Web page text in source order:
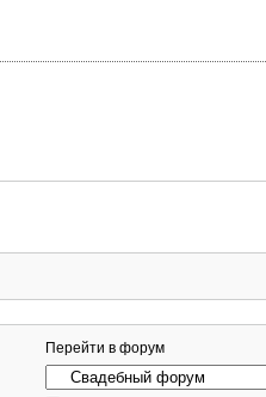
Перейти в форум